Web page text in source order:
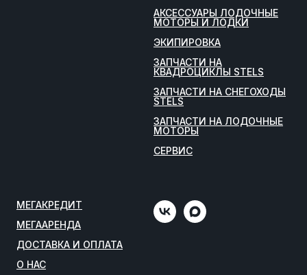
АКСЕССУАРЫ ЛОДОЧНЫЕ
МОТОРЫ И ЛОДКИ
ЭКИПИРОВКА
ЗАПЧАСТИ НА
КВАДРОЦИКЛЫ STELS
ЗАПЧАСТИ НА СНЕГОХОДЫ
STELS
ЗАПЧАСТИ НА ЛОДОЧНЫЕ
МОТОРЫ
СЕРВИС
МЕГАКРЕДИТ
МЕГААРЕНДА
ДОСТАВКА И ОПЛАТА
О НАС